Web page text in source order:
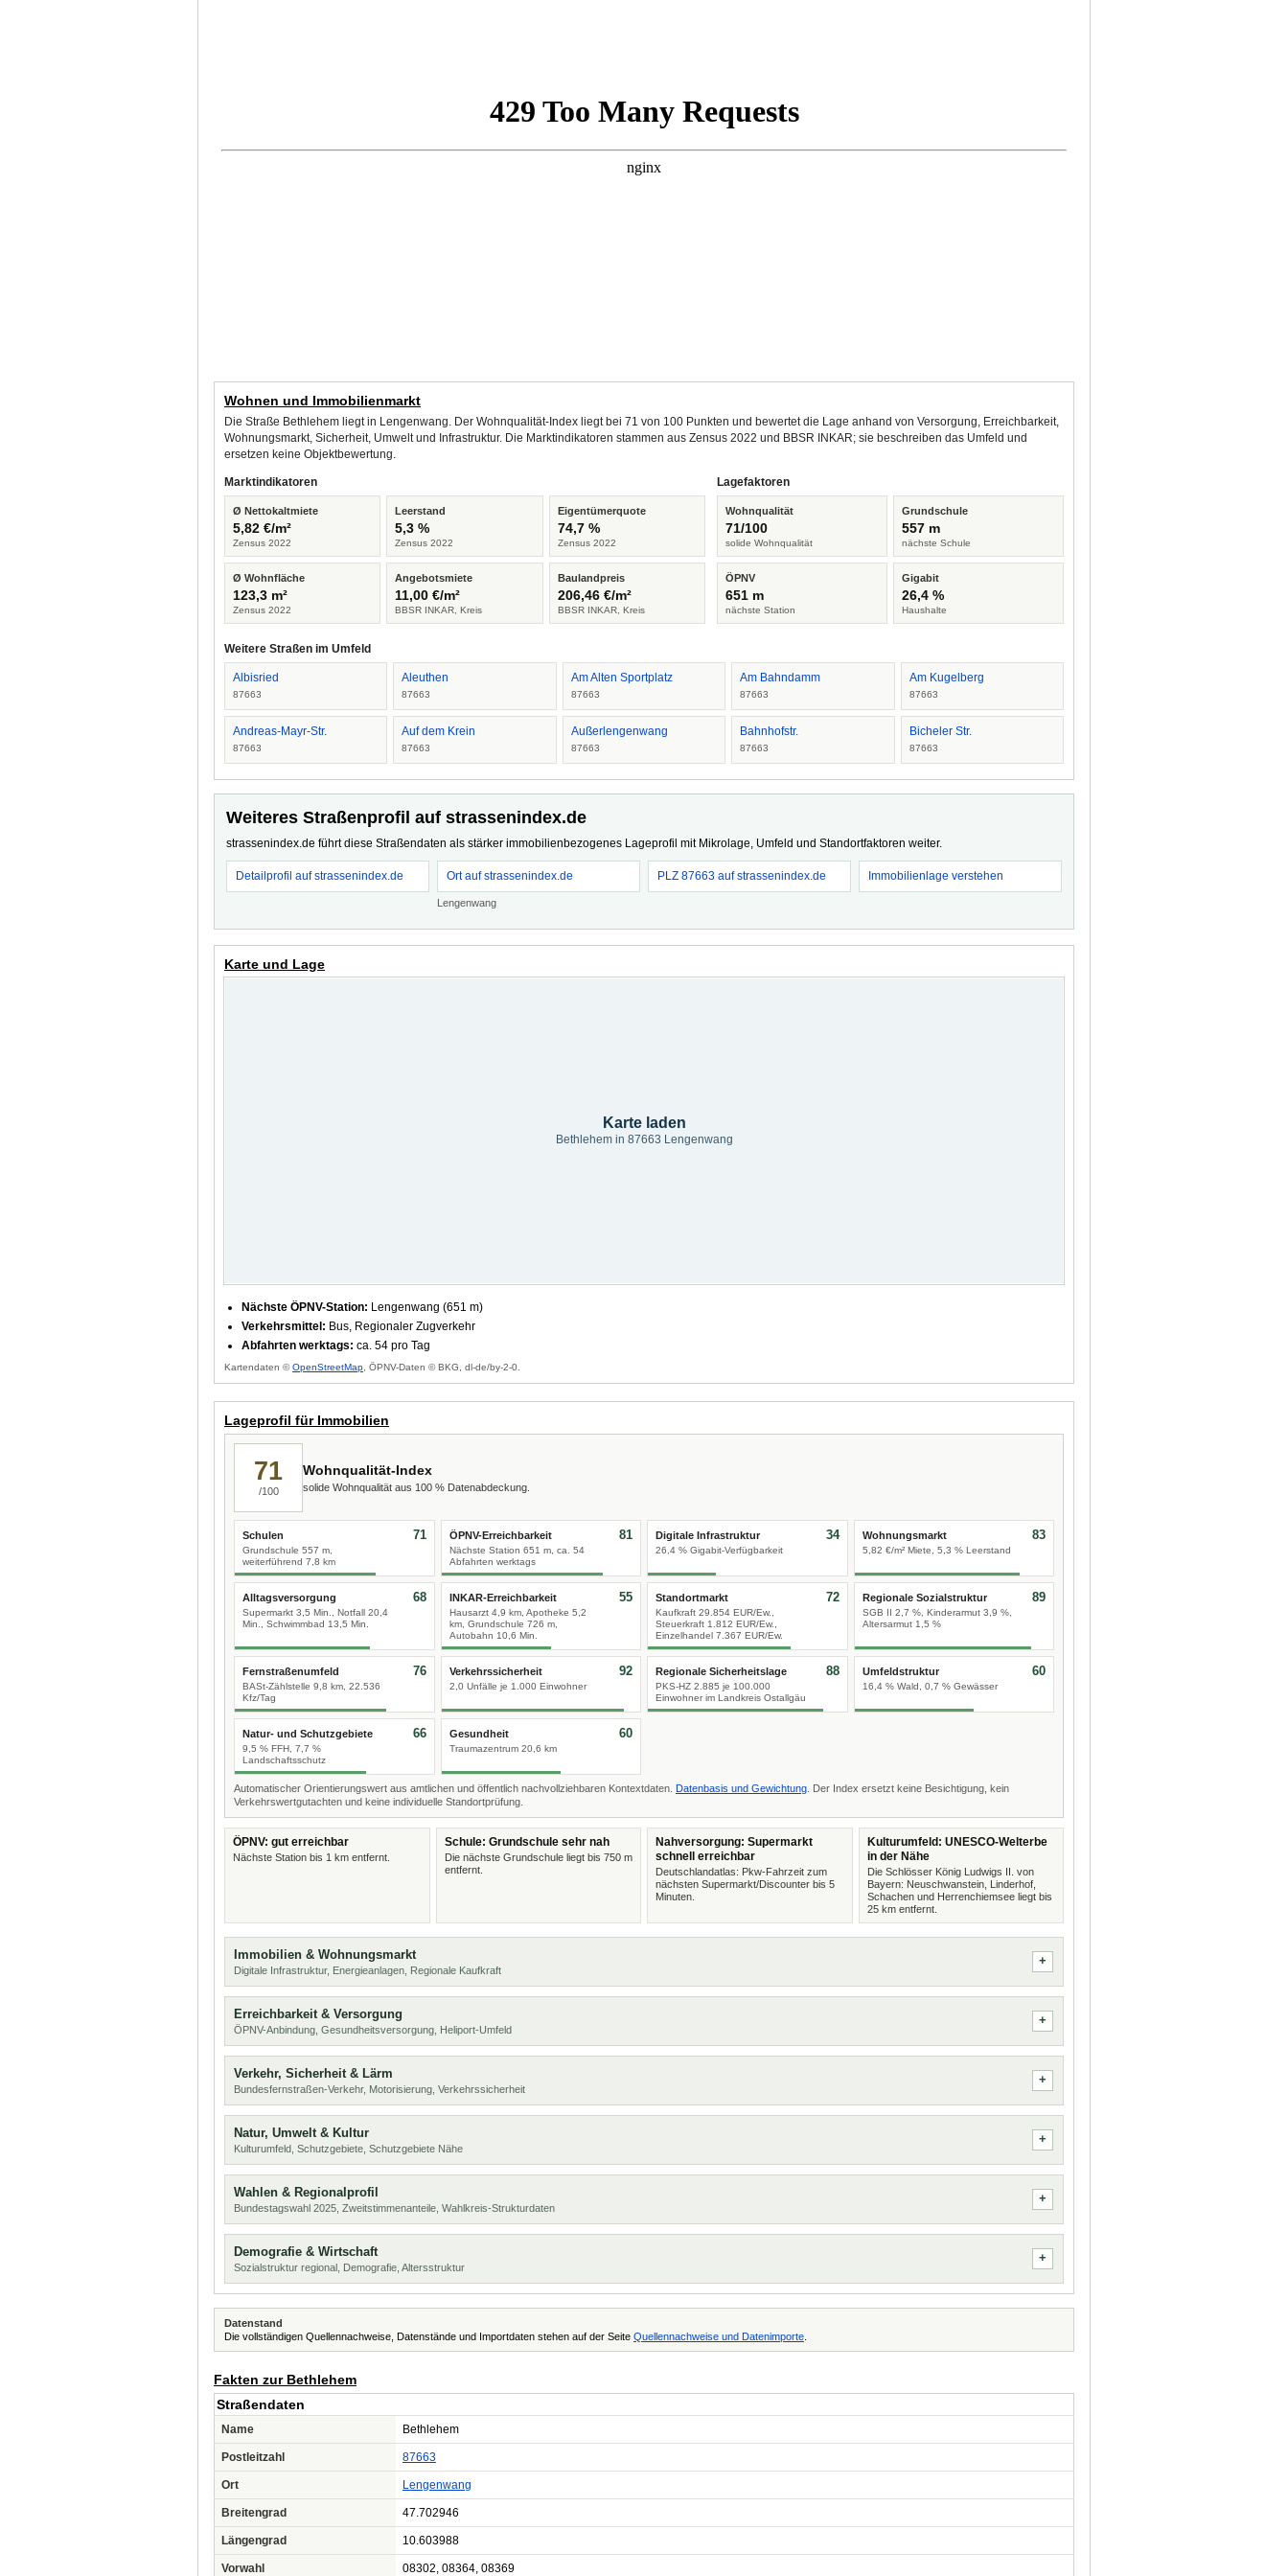
Wohnen und Immobilienmarkt
Die Straße Bethlehem liegt in Lengenwang. Der Wohnqualität-Index liegt bei 71 von 100 Punkten und bewertet die Lage anhand von Versorgung, Erreichbarkeit,
Wohnungsmarkt, Sicherheit, Umwelt und Infrastruktur. Die Marktindikatoren stammen aus Zensus 2022 und BBSR INKAR; sie beschreiben das Umfeld und
ersetzen keine Objektbewertung.
Marktindikatoren
Ø Nettokaltmiete
5,82 €/m²
Zensus 2022
Leerstand
5,3 %
Zensus 2022
Eigentümerquote
74,7 %
Zensus 2022
Ø Wohnfläche
123,3 m²
Zensus 2022
Angebotsmiete
11,00 €/m²
BBSR INKAR, Kreis
Baulandpreis
206,46 €/m²
BBSR INKAR, Kreis
Lagefaktoren
Wohnqualität
71/100
solide Wohnqualität
Grundschule
557 m
nächste Schule
ÖPNV
651 m
nächste Station
Gigabit
26,4 %
Haushalte
Weitere Straßen im Umfeld
Albisried
87663
Aleuthen
87663
Am Alten Sportplatz
87663
Am Bahndamm
87663
Am Kugelberg
87663
Andreas-Mayr-Str.
87663
Auf dem Krein
87663
Außerlengenwang
87663
Bahnhofstr.
87663
Bicheler Str.
87663
Weiteres Straßenprofil auf strassenindex.de
strassenindex.de führt diese Straßendaten als stärker immobilienbezogenes Lageprofil mit Mikrolage, Umfeld und Standortfaktoren weiter.
Detailprofil auf strassenindex.de Ort auf strassenindex.de
Lengenwang
PLZ 87663 auf strassenindex.de Immobilienlage verstehen
Karte und Lage
Karte laden
Bethlehem in 87663 Lengenwang
Nächste ÖPNV-Station: Lengenwang (651 m)
Verkehrsmittel: Bus, Regionaler Zugverkehr
Abfahrten werktags: ca. 54 pro Tag
Kartendaten ©OpenStreetMap , ÖPNV-Daten © BKG, dl-de/by-2-0.
Lageprofil für Immobilien
71
/100
Wohnqualität-Index
solide Wohnqualität aus 100 % Datenabdeckung.
Schulen
Grundschule 557 m,
weiterführend 7,8 km
71 ÖPNV-Erreichbarkeit
Nächste Station 651 m, ca. 54
Abfahrten werktags
81 Digitale Infrastruktur
26,4 % Gigabit-Verfügbarkeit
34 Wohnungsmarkt
5,82 €/m² Miete, 5,3 % Leerstand
83
Alltagsversorgung
Supermarkt 3,5 Min., Notfall 20,4
Min., Schwimmbad 13,5 Min.
68 INKAR-Erreichbarkeit
Hausarzt 4,9 km, Apotheke 5,2
km, Grundschule 726 m,
Autobahn 10,6 Min.
55 Standortmarkt
Kaufkraft 29.854 EUR/Ew.,
Steuerkraft 1.812 EUR/Ew.,
Einzelhandel 7.367 EUR/Ew.
72 Regionale Sozialstruktur
SGB II 2,7 %, Kinderarmut 3,9 %,
Altersarmut 1,5 %
89
Fernstraßenumfeld
BASt-Zählstelle 9,8 km, 22.536
Kfz/Tag
76 Verkehrssicherheit
2,0 Unfälle je 1.000 Einwohner
92 Regionale Sicherheitslage
PKS-HZ 2.885 je 100.000
Einwohner im Landkreis Ostallgäu
88 Umfeldstruktur
16,4 % Wald, 0,7 % Gewässer
60
Natur- und Schutzgebiete
9,5 % FFH, 7,7 %
Landschaftsschutz
66 Gesundheit
Traumazentrum 20,6 km
60
Automatischer Orientierungswert aus amtlichen und öffentlich nachvollziehbaren Kontextdaten. Datenbasis und Gewichtung . Der Index ersetzt keine Besichtigung, kein
Verkehrswertgutachten und keine individuelle Standortprüfung.
ÖPNV: gut erreichbar
Nächste Station bis 1 km entfernt.
Schule: Grundschule sehr nah
Die nächste Grundschule liegt bis 750 m
entfernt.
Nahversorgung: Supermarkt
schnell erreichbar
Deutschlandatlas: Pkw-Fahrzeit zum
nächsten Supermarkt/Discounter bis 5
Minuten.
Kulturumfeld: UNESCO-Welterbe
in der Nähe
Die Schlösser König Ludwigs II. von
Bayern: Neuschwanstein, Linderhof,
Schachen und Herrenchiemsee liegt bis
25 km entfernt.
Immobilien & Wohnungsmarkt
Digitale Infrastruktur, Energieanlagen, Regionale Kaufkraft
Erreichbarkeit & Versorgung
ÖPNV-Anbindung, Gesundheitsversorgung, Heliport-Umfeld
Verkehr, Sicherheit & Lärm
Bundesfernstraßen-Verkehr, Motorisierung, Verkehrssicherheit
Natur, Umwelt & Kultur
Kulturumfeld, Schutzgebiete, Schutzgebiete Nähe
Wahlen & Regionalprofil
Bundestagswahl 2025, Zweitstimmenanteile, Wahlkreis-Strukturdaten
Demografie & Wirtschaft
Sozialstruktur regional, Demografie, Altersstruktur
Datenstand
Die vollständigen Quellennachweise, Datenstände und Importdaten stehen auf der Seite Quellennachweise und Datenimporte
Fakten zur Bethlehem
Straßendaten
Name Bethlehem
Postleitzahl 87663
Ort Lengenwang
Breitengrad 47.702946
Längengrad 10.603988
Vorwahl 08302, 08364, 08369